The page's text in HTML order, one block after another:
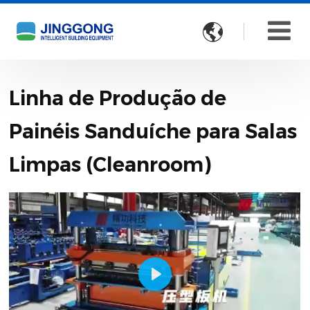

Linha de Produção de
Painéis Sanduíche para Salas
Limpas (Cleanroom)
Play